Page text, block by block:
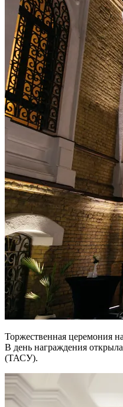
Торжественная церемония
В день награждения
(ТАСУ).